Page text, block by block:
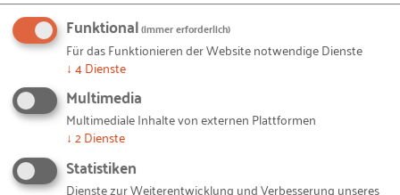
Stephanie Kropf
Gründung / Referentin
Kontakt 06196 495-3217
Ihnen gefällt dieser Beitrag? Teilen Sie ihn mit anderen:
Funktional(immer erforderlich)
Für das Funktionieren der Website notwendige Dienste
↓ 4Dienste
Multimedia
Multimediale Inhalte von externen Plattformen
↓ 2Dienste
Statistiken
Dienste zur Weiterentwicklung und Verbesserung unseres